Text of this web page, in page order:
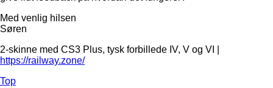
Med venlig hilsen
Søren
2-skinne med CS3 Plus, tysk forbillede IV, V og VI |
https://railway.zone/
Top